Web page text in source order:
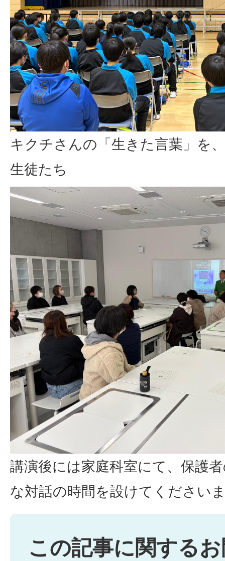
キクチさんの「生きた言葉」を
生徒たち
講演後には家庭科室にて、保護
な対話の時間を設けてください
この記事に関する